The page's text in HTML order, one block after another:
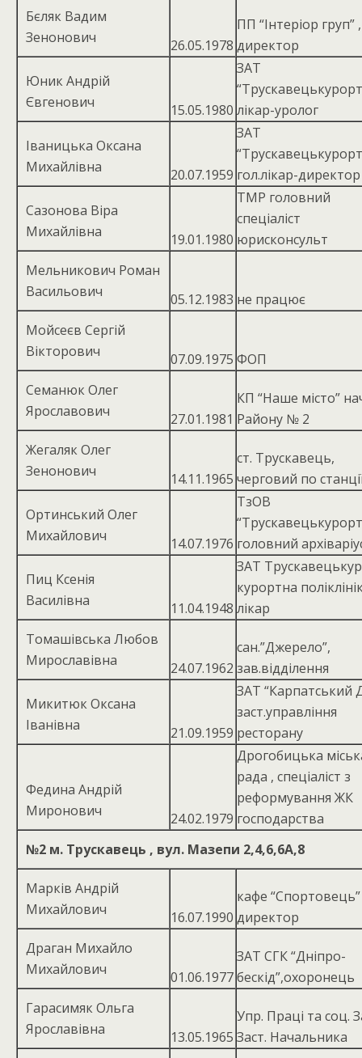
Бєляк Вадим
Зенонович
26.05.1978
ПП “Інтеріор груп” ,
директор
Юник Андрій
Євгенович
15.05.1980
ЗАТ
лікар-уролог
Іваницька Оксана
Михайлівна
20.07.1959
ЗАТ
гол.лікар-директор
Сазонова Віра
Михайлівна
19.01.1980
ТМР головний
спеціаліст
юрисконсульт
Мельникович Роман
Васильович
05.12.1983 не працює
Мойсеєв Сергій
Вікторович
07.09.1975 ФОП
Семанюк Олег
Ярославович
27.01.1981
КП “Наше місто”
Району № 2
Жегаляк Олег
Зенонович
14.11.1965
ст. Трускавець,
черговий по
Ортинський Олег
Михайлович
14.07.1976
ТзОВ
головний
Пиц Ксенія
Василівна
11.04.1948
ЗАТ
курортна
лікар
Томашівська Любов
Мирославівна
24.07.1962
сан.”Джерело”,
зав.відділення
Микитюк Оксана
Іванівна
21.09.1959
ЗАТ “Карпатський
заст.управління
ресторану
Федина Андрій
Миронович
24.02.1979
Дрогобицька
рада , спеціаліст з
реформування ЖК
господарства
№2 м. Трускавець , вул. Мазепи 2,4,6,6А,8
Марків Андрій
Михайлович
16.07.1990
кафе “Спортовець”
директор
Драган Михайло
Михайлович
01.06.1977
ЗАТ СГК “Дніпро-
бескід”,охоронець
Гарасимяк Ольга
Ярославівна
13.05.1965
Упр. Праці та соц.
Заст. Начальника